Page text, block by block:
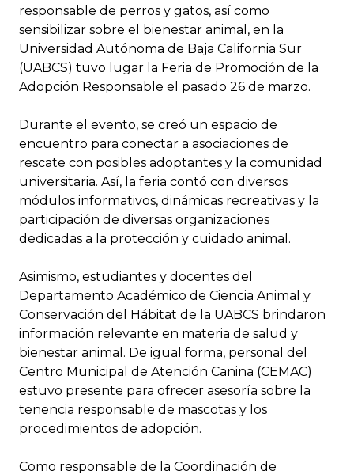
responsable de perros y gatos, así como
sensibilizar sobre el bienestar animal, en la
Universidad Autónoma de Baja California Sur
(UABCS) tuvo lugar la Feria de Promoción de la
Adopción Responsable el pasado 26 de marzo.
Durante el evento, se creó un espacio de
encuentro para conectar a asociaciones de
rescate con posibles adoptantes y la comunidad
universitaria. Así, la feria contó con diversos
módulos informativos, dinámicas recreativas y la
participación de diversas organizaciones
dedicadas a la protección y cuidado animal.
Asimismo, estudiantes y docentes del
Departamento Académico de Ciencia Animal y
Conservación del Hábitat de la UABCS brindaron
información relevante en materia de salud y
bienestar animal. De igual forma, personal del
Centro Municipal de Atención Canina (CEMAC)
estuvo presente para ofrecer asesoría sobre la
tenencia responsable de mascotas y los
procedimientos de adopción.
Como responsable de la Coordinación de